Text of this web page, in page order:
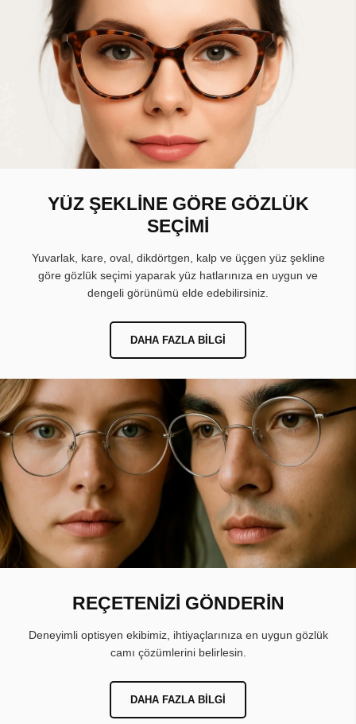
YÜZ ŞEKLİNE GÖRE GÖZLÜK
SEÇİMİ
Yuvarlak, kare, oval, dikdörtgen, kalp ve üçgen yüz şekline
göre gözlük seçimi yaparak yüz hatlarınıza en uygun ve
dengeli görünümü elde edebilirsiniz.
DAHA FAZLA BILGI
REÇETENİZİ GÖNDERİN
Deneyimli optisyen ekibimiz, ihtiyaçlarınıza en uygun gözlük
camı çözümlerini belirlesin.
DAHA FAZLA BILGI